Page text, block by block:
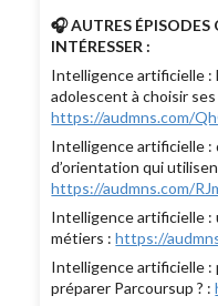
🎧 AUTRES
INTÉRESSER :
Intelligence artificielle :
adolescent à choisir
https://audmns.com/
Intelligence artificielle :
d’orientation qui
https://audmns.com/
Intelligence artificielle :
métiers :https://
Intelligence artificielle :
préparer Parcoursup ? :